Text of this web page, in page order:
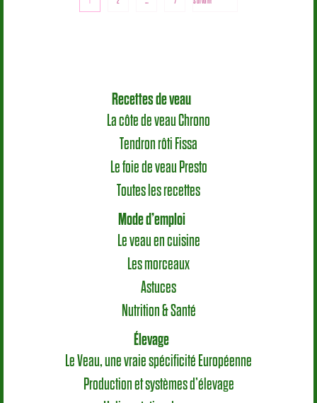
Recettes de veau
La côte de veau Chrono
Tendron rôti Fissa
Le foie de veau Presto
Toutes les recettes
Mode d’emploi
Le veau en cuisine
Les morceaux
Astuces
Nutrition & Santé
Élevage
Le Veau, une vraie spécificité Européenne
Production et systèmes d’élevage